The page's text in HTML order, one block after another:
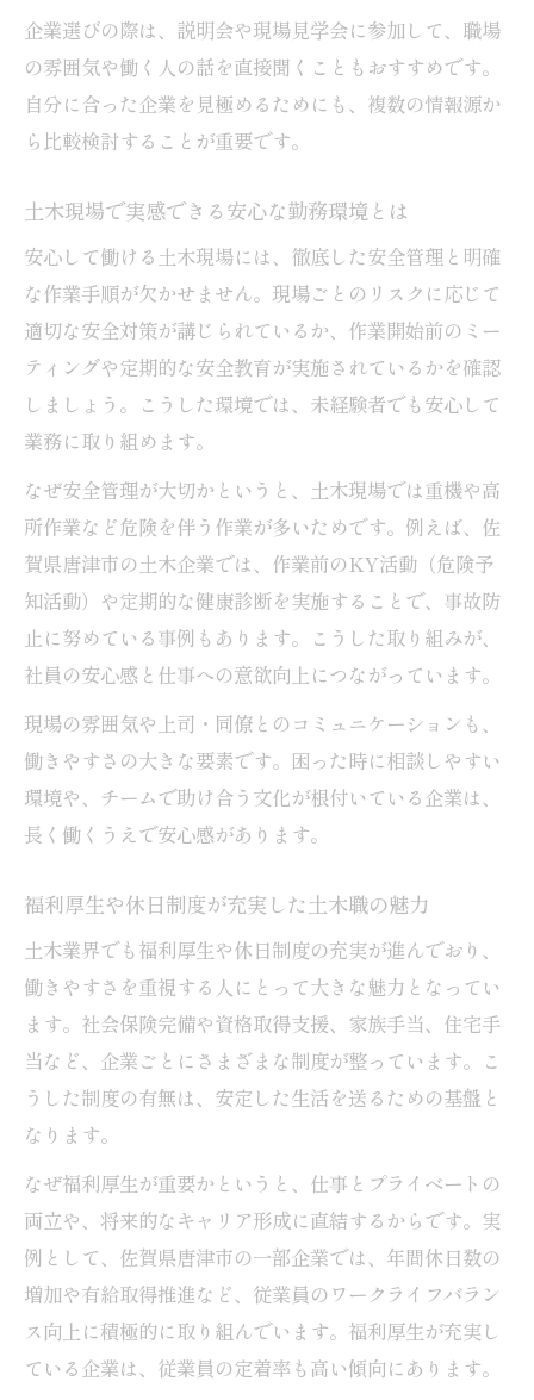
企業選びの際は、説明会や現場見学会に参加して、職場
の雰囲気や働く人の話を直接聞くこともおすすめです。
自分に合った企業を見極めるためにも、複数の情報源か
ら比較検討することが重要です。
土木現場で実感できる安心な勤務環境とは
安心して働ける土木現場には、徹底した安全管理と明確
な作業手順が欠かせません。現場ごとのリスクに応じて
適切な安全対策が講じられているか、作業開始前のミー
ティングや定期的な安全教育が実施されているかを確認
しましょう。こうした環境では、未経験者でも安心して
業務に取り組めます。
なぜ安全管理が大切かというと、土木現場では重機や高
所作業など危険を伴う作業が多いためです。例えば、佐
賀県唐津市の土木企業では、作業前のKY活動（危険予
知活動）や定期的な健康診断を実施することで、事故防
止に努めている事例もあります。こうした取り組みが、
社員の安心感と仕事への意欲向上につながっています。
現場の雰囲気や上司・同僚とのコミュニケーションも、
働きやすさの大きな要素です。困った時に相談しやすい
環境や、チームで助け合う文化が根付いている企業は、
長く働くうえで安心感があります。
福利厚生や休日制度が充実した土木職の魅力
土木業界でも福利厚生や休日制度の充実が進んでおり、
働きやすさを重視する人にとって大きな魅力となってい
ます。社会保険完備や資格取得支援、家族手当、住宅手
当など、企業ごとにさまざまな制度が整っています。こ
うした制度の有無は、安定した生活を送るための基盤と
なります。
なぜ福利厚生が重要かというと、仕事とプライベートの
両立や、将来的なキャリア形成に直結するからです。実
例として、佐賀県唐津市の一部企業では、年間休日数の
増加や有給取得推進など、従業員のワークライフバラン
ス向上に積極的に取り組んでいます。福利厚生が充実し
ている企業は、従業員の定着率も高い傾向にあります。